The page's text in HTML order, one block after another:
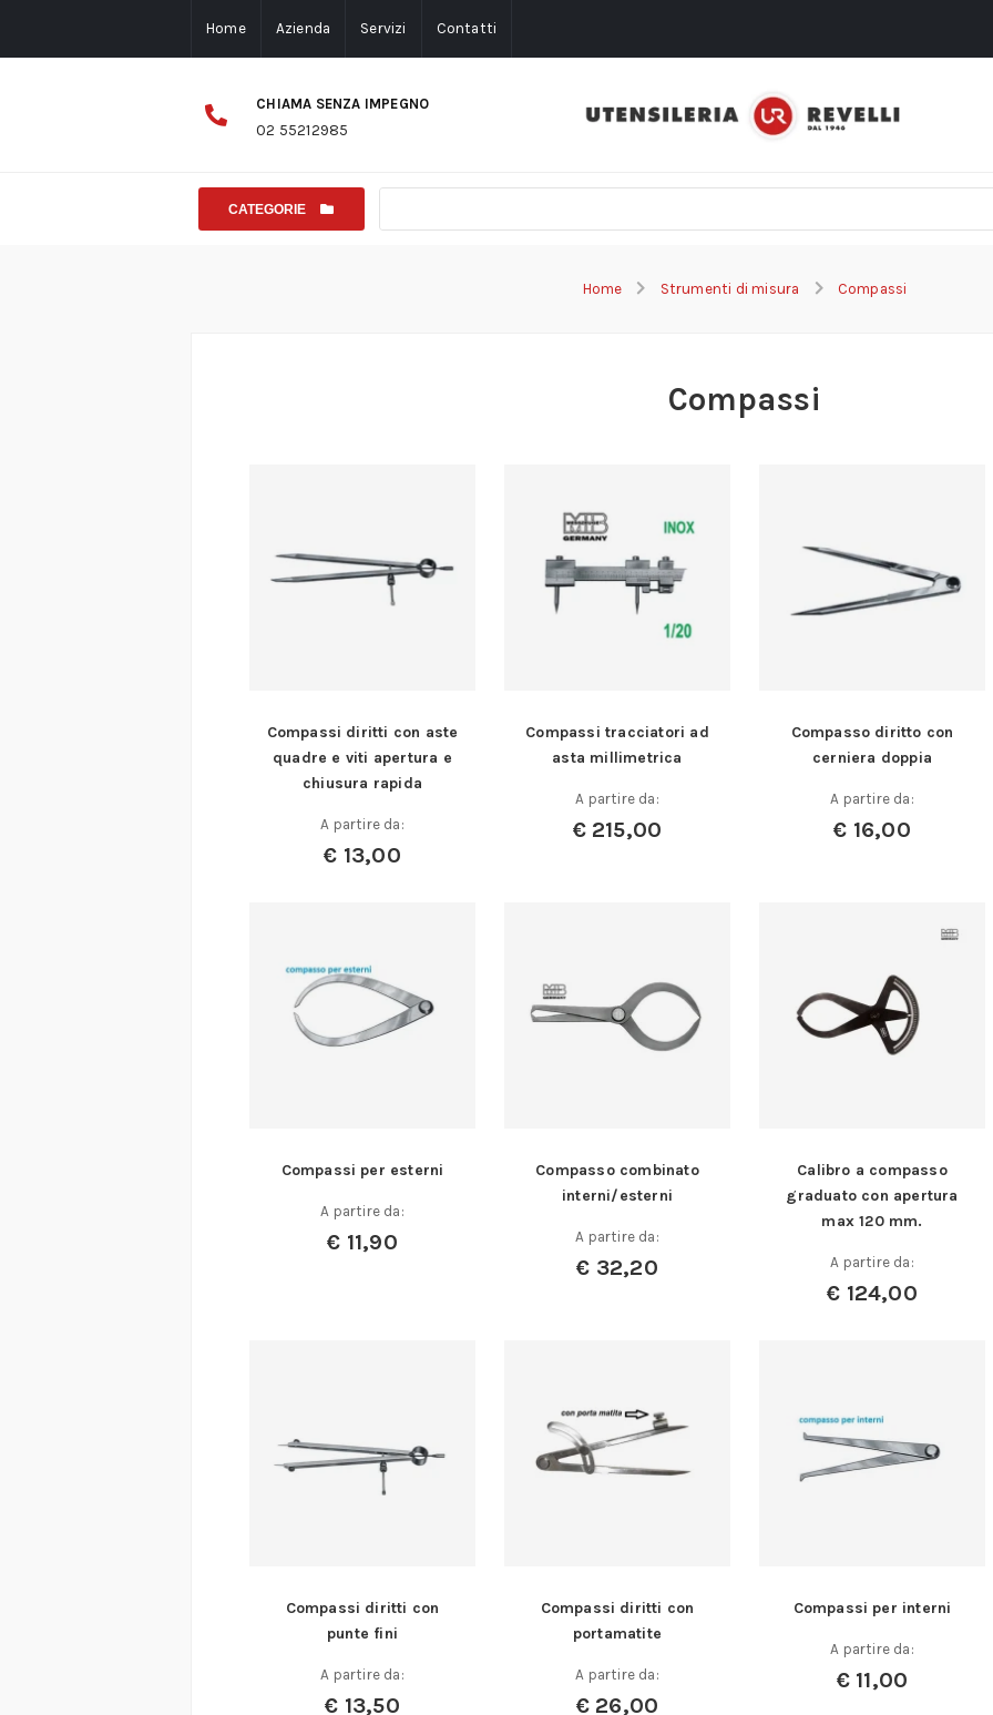
Home Azienda Servizi Contatti
CHIAMA SENZA IMPEGNO
02 55212985
CATEGORIE
Home Strumenti di misura Compassi
Compassi
Compassi diritti con aste
quadre e viti apertura e
chiusura rapida
A partire da:
€ 13,00
Compassi tracciatori ad
asta millimetrica
A partire da:
€215,00
Compasso diritto con
cerniera doppia
A partire da:
€ 16,00
Compassi per esterni
A partire da:
€ 11,90
Compasso combinato
interni/esterni
A partire da:
€ 32,20
Calibro a compasso
graduato con apertura
max 120 mm.
A partire da:
€ 124,00
Compassi diritti con
punte fini
A partire da:
€ 13,50
Compassi diritti con
portamatite
A partire da:
€ 26,00
Compassi per interni
A partire da:
€ 11,00